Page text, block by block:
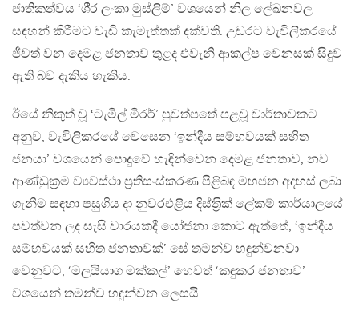
ජාතිකත්වය ‘ශී‍්‍ර ලංකා මුස්ලිම්’ වශයෙන් නිල ලේඛනවල
සඳහන් කිරීමට වැඩි කැමැත්තක් දක්වති. උඩරට වැවිලිකරයේ
ජීවත් වන දෙමළ ජනතාව තුළද එවැනි ආකල්ප වෙනසක් සිදුව
ඇති බව දැකිය හැකිය.
ඊයේ නිකුත් වූ ‘ටැමිල් මිරර්’ පුවත්පතේ පළවූ වාර්තාවකට
අනුව, වැවිලිකරයේ වෙසෙන ‘ඉන්දීය සම්භවයක් සහිත
ජනයා’ වශයෙන් පොදුවේ හැඳින්වෙන දෙමළ ජනතාව, නව
ආණ්ඩුක‍්‍රම ව්‍යවස්ථා ප‍්‍රතිසංස්කරණ පිළිබඳ මහජන අදහස් ලබා
ගැනීම සඳහා පසුගිය දා නුවරඑළිය දිස්ත‍්‍රික් ලේකම් කාර්යාලයේ
පවත්වන ලද සැසි වාරයකදී යෝජනා කොට ඇත්තේ, ‘ඉන්දීය
සම්භවයක් සහිත ජනතාවක්’ සේ තමන්ව හඳුන්වනවා
වෙනුවට, ‘මලයියාග මක්කල්’ හෙවත් ‘කඳුකර ජනතාව’
වශයෙන් තමන්ව හඳුන්වන ලෙසයි.